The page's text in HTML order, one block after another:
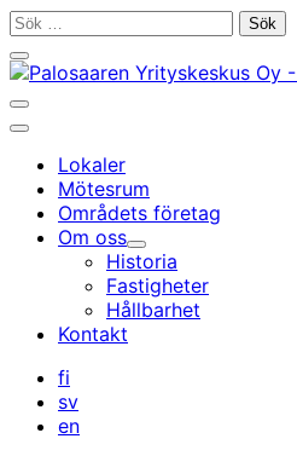
Gå
innehållet
Sök
Stäng
sökfältet
Öppna/stäng
sökfältet
Huvudmeny
Lokaler
Mötesrum
Områdets företag
Om oss
Undermeny
Historia
Fastigheter
Hållbarhet
Kontakt
fi
sv
en